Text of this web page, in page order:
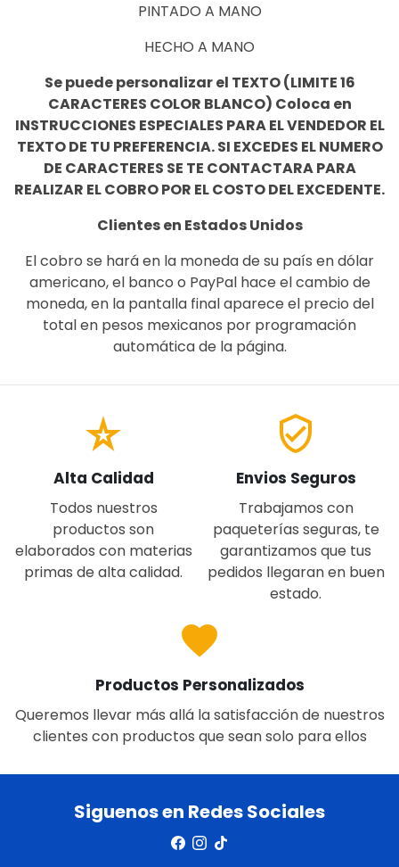
PINTADO A MANO
HECHO A MANO
Se puede personalizar el TEXTO (LIMITE 16
CARACTERES COLOR BLANCO) Coloca en
INSTRUCCIONES ESPECIALES PARA EL VENDEDOR EL
TEXTO DE TU PREFERENCIA. SI EXCEDES EL NUMERO
DE CARACTERES SE TE CONTACTARA PARA
REALIZAR EL COBRO POR EL COSTO DEL EXCEDENTE.
Clientes en Estados Unidos
El cobro se hará en la moneda de su país en dólar
americano, el banco o PayPal hace el cambio de
moneda, en la pantalla final aparece el precio del
total en pesos mexicanos por programación
automática de la página.
star_rate
Alta Calidad
Todos nuestros
productos son
elaborados con materias
primas de alta calidad.
verified_user
Envios Seguros
Trabajamos con
paqueterías seguras, te
garantizamos que tus
pedidos llegaran en buen
estado.
favorite
Productos Personalizados
Queremos llevar más allá la satisfacción de nuestros
clientes con productos que sean solo para ellos
Siguenos en Redes Sociales